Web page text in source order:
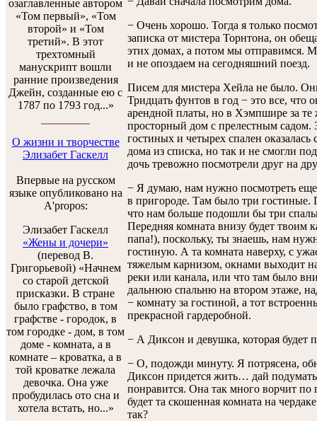
озаглавленные автором
«Том первый», «Том
второй» и «Том
третий». В этот
трехтомный
манускрипт вошли
ранние произведения
Джейн, созданные ею с
1787 по 1793 год...»
О жизни и творчестве
Элизабет Гаскелл
Впервые на русском
языке опубликовано на
A'propos:
Элизабет Гаскелл
«Жены и дочери»
(перевод В.
Григорьевой) «Начнем
со старой детской
присказки. В стране
было графство, в том
графстве - городок, в
том городке - дом, в том
доме - комната, а в
комнате – кроватка, а в
той кроватке лежала
девочка. Она уже
пробудилась ото сна и
хотела встать, но...»
− Очень хорошо. Тогда я только
записка от мистера Торнтона, он
этих домах, а потом мы отправимся.
и не опоздаем на сегодняшний поезд.
Писем для мистера Хейла не было.
Тридцать фунтов в год − это все, что
арендной платы, но в Хэмпшире за
просторный дом с прелестным садом.
гостиных и четырех спален
дома из списка, но так и не смогли
дочь тревожно посмотрели друг на
− Я думаю, нам нужно посмотреть
в пригороде. Там было три
что нам больше подошли бы три
Передняя комната внизу будет
папа!), поскольку, ты знаешь, нам
гостиную. А та комната наверху, с
тяжелым карнизом, окнами выходит
реки или канала, или что там было
дальнюю спальню на втором этаже,
− комнату за гостиной, а тот
прекрасной гардеробной.
− А Диксон и девушка, которая будет
− О, подожди минуту. Я потрясена,
Диксон придется жить… дай
понравится. Она так много ворчит
будет та скошенная комната на
так?